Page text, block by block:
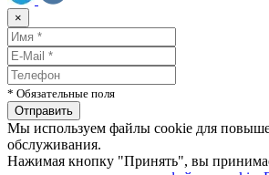
×
* Обязательные поля
Мы используем файлы cookie для
обслуживания.
Нажимая кнопку "Принять", вы